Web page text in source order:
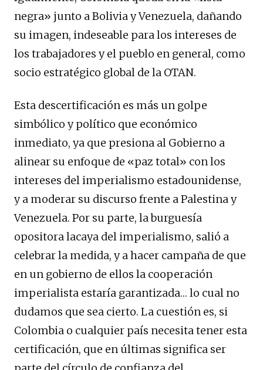
negra» junto a Bolivia y Venezuela, dañando
su imagen, indeseable para los intereses de
los trabajadores y el pueblo en general, como
socio estratégico global de la OTAN.
Esta descertificación es más un golpe
simbólico y político que económico
inmediato, ya que presiona al Gobierno a
alinear su enfoque de «paz total» con los
intereses del imperialismo estadounidense,
y a moderar su discurso frente a Palestina y
Venezuela. Por su parte, la burguesía
opositora lacaya del imperialismo, salió a
celebrar la medida, y a hacer campaña de que
en un gobierno de ellos la cooperación
imperialista estaría garantizada… lo cual no
dudamos que sea cierto. La cuestión es, si
Colombia o cualquier país necesita tener esta
certificación, que en últimas significa ser